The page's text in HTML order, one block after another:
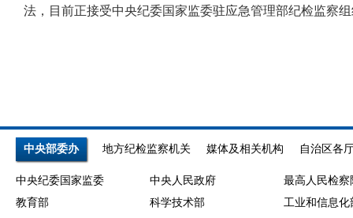
法，目前正接受中央纪委国家监委驻应急管理部纪检监察
中央部委办 地方纪检监察机关 媒体及相关机构 自治区各
中央纪委国家监委 中央人民政府
最高人民检察
教育部
科学技术部
工业和信息化